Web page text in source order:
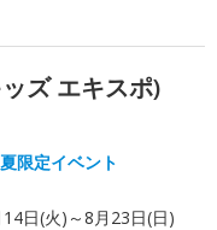
ズ エキスポ)
限定イベント
日(火)～8月23日(日)